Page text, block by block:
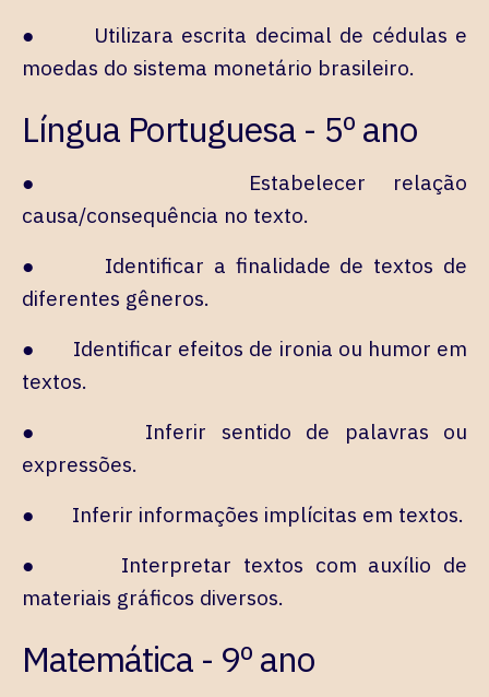
● Utilizara escrita decimal de cédulas e
moedas do sistema monetário brasileiro.
Língua Portuguesa - 5º ano
● Estabelecer relação
causa/consequência no texto.
● Identificar a finalidade de textos de
diferentes gêneros.
● Identificar efeitos de ironia ou humor em
textos.
● Inferir sentido de palavras ou
expressões.
● Inferir informações implícitas em textos.
● Interpretar textos com auxílio de
materiais gráficos diversos.
Matemática - 9º ano